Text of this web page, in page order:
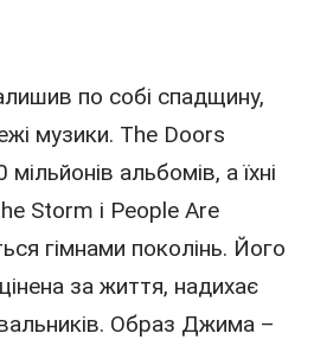
по собі спадщину,
музики. The Doors
альбомів, а їхні
Storm і People Are
гімнами поколінь. Його
за життя, надихає
Образ Джима –